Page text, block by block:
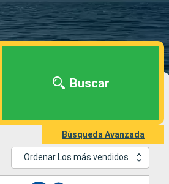
Buscar
Búsqueda Avanzada
Ordenar Los más vendidos